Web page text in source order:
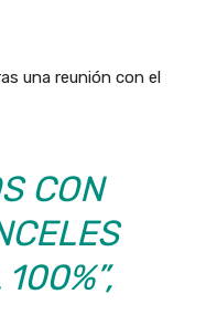
una reunión con el
CON